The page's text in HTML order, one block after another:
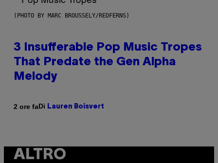
(PHOTO BY MARC BROUSSELY/REDFERNS)
3 Insufferable Pop Music Tropes
That Predate the Gen Alpha
Melody
2 ore faDi Lauren Boisvert
ALTRO